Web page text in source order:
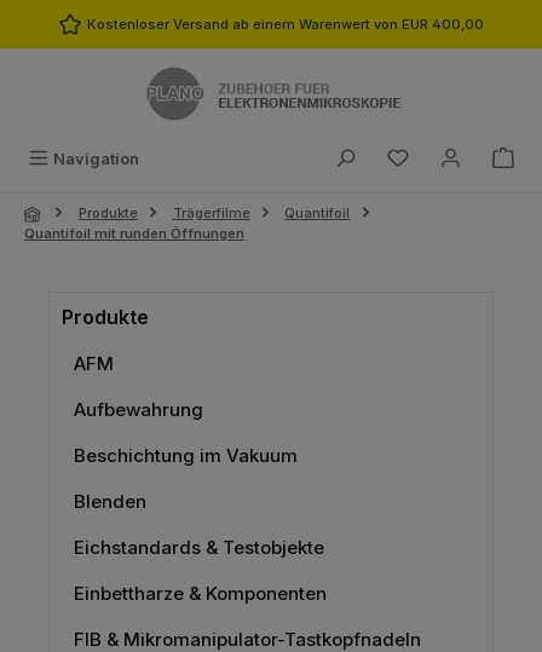
Zum Hauptinhalt springen
Kostenloser Versand ab einem Warenwert von EUR 400,00
Navigation Du hast 0
Produkte Trägerfilme
Quantifoil
Quantifoil mit runden Öffnungen
Produkte
AFM
Aufbewahrung
Beschichtung im Vakuum
Blenden
Eichstandards & Testobjekte
Einbettharze & Komponenten
FIB & Mikromanipulator-Tastkopfnadeln